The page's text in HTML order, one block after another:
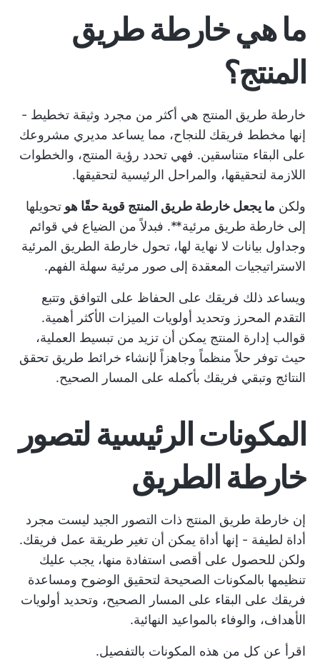
ما هي خارطة طريق
المنتج؟
خارطة طريق المنتج هي أكثر من مجرد وثيقة تخطيط -
إنها مخطط فريقك للنجاح، مما يساعد مديري مشروعك
على البقاء متناسقين. فهي تحدد رؤية المنتج، والخطوات
اللازمة لتحقيقها، والمراحل الرئيسية لتحقيقها.
ولكن ما يجعل خارطة طريق المنتج قوية حقًا هو تحويلها
إلى خارطة طريق مرئية**. فبدلاً من الضياع في قوائم
وجداول بيانات لا نهاية لها، تحول خارطة الطريق المرئية
الاستراتيجيات المعقدة إلى صور مرئية سهلة الفهم.
ويساعد ذلك فريقك على الحفاظ على التوافق وتتبع
التقدم المحرز وتحديد أولويات الميزات الأكثر أهمية.
قوالب إدارة المنتج يمكن أن تزيد من تبسيط العملية،
حيث توفر حلاً منظماً وجاهزاً لإنشاء خرائط طريق تحقق
النتائج وتبقي فريقك بأكمله على المسار الصحيح.
المكونات الرئيسية لتصور
خارطة الطريق
إن خارطة طريق المنتج ذات التصور الجيد ليست مجرد
أداة لطيفة - إنها أداة يمكن أن تغير طريقة عمل فريقك.
ولكن للحصول على أقصى استفادة منها، يجب عليك
تنظيمها بالمكونات الصحيحة لتحقيق الوضوح ومساعدة
فريقك على البقاء على المسار الصحيح، وتحديد أولويات
الأهداف، والوفاء بالمواعيد النهائية.
اقرأ عن كل من هذه المكونات بالتفصيل.